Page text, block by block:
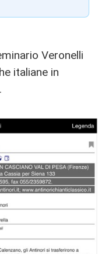
Veronelli
italiane in